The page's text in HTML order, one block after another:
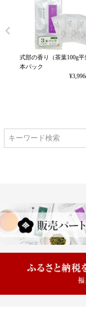
式部の香り（茶葉100g平
本パック
¥3,996